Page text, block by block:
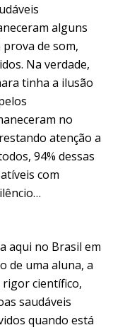
alguns
de som,
Na verdade,
tinha a ilusão
no
atenção a
94% dessas
com
aqui no Brasil em
de uma aluna, a
rigor científico,
saudáveis
quando está